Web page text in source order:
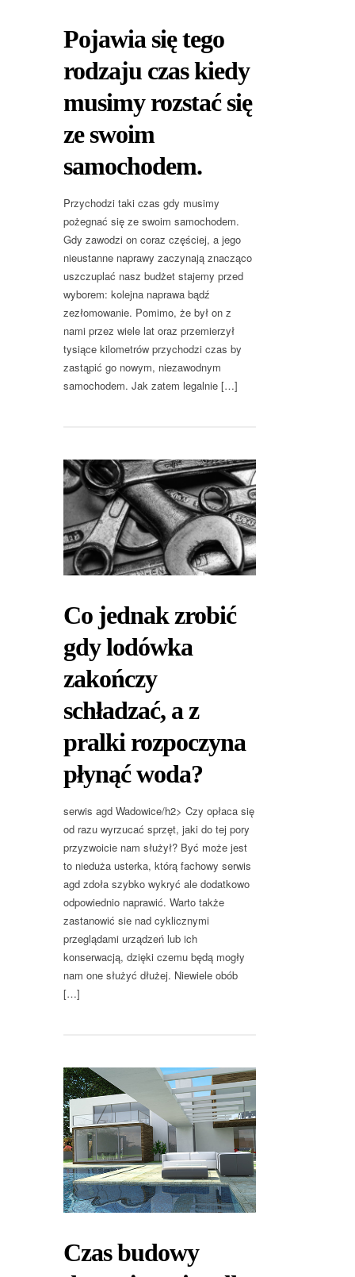
Pojawia się tego
rodzaju czas kiedy
musimy rozstać się
ze swoim
samochodem.
Przychodzi taki czas gdy musimy
pożegnać się ze swoim samochodem.
Gdy zawodzi on coraz częściej, a jego
nieustanne naprawy zaczynają znacząco
uszczuplać nasz budżet stajemy przed
wyborem: kolejna naprawa bądź
zezłomowanie. Pomimo, że był on z
nami przez wiele lat oraz przemierzył
tysiące kilometrów przychodzi czas by
zastąpić go nowym, niezawodnym
samochodem. Jak zatem legalnie […]
Co jednak zrobić
gdy lodówka
zakończy
schładzać, a z
pralki rozpoczyna
płynąć woda?
serwis agd Wadowice/h2> Czy opłaca się
od razu wyrzucać sprzęt, jaki do tej pory
przyzwoicie nam służył? Być może jest
to nieduża usterka, którą fachowy serwis
agd zdoła szybko wykryć ale dodatkowo
odpowiednio naprawić. Warto także
zastanowić sie nad cyklicznymi
przeglądami urządzeń lub ich
konserwacją, dzięki czemu będą mogły
nam one służyć dłużej. Niewiele obób
[…]
Czas budowy